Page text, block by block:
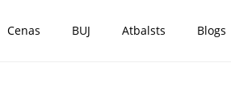
Cenas BUJ Atbalsts Blogs